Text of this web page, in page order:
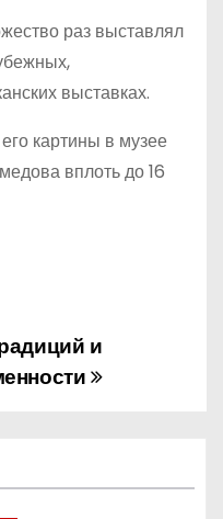
раз выставлял
выставках.
картины в музее
вплоть до 16
и